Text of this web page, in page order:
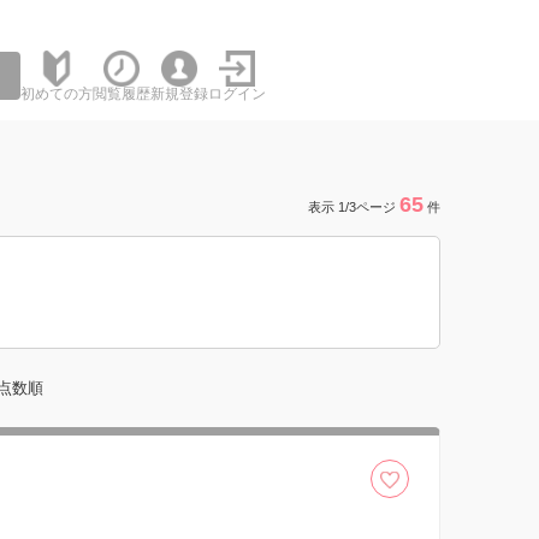
初めての方閲覧履歴新規登録 ログイン
表示 1/3ページ 65 件
数順